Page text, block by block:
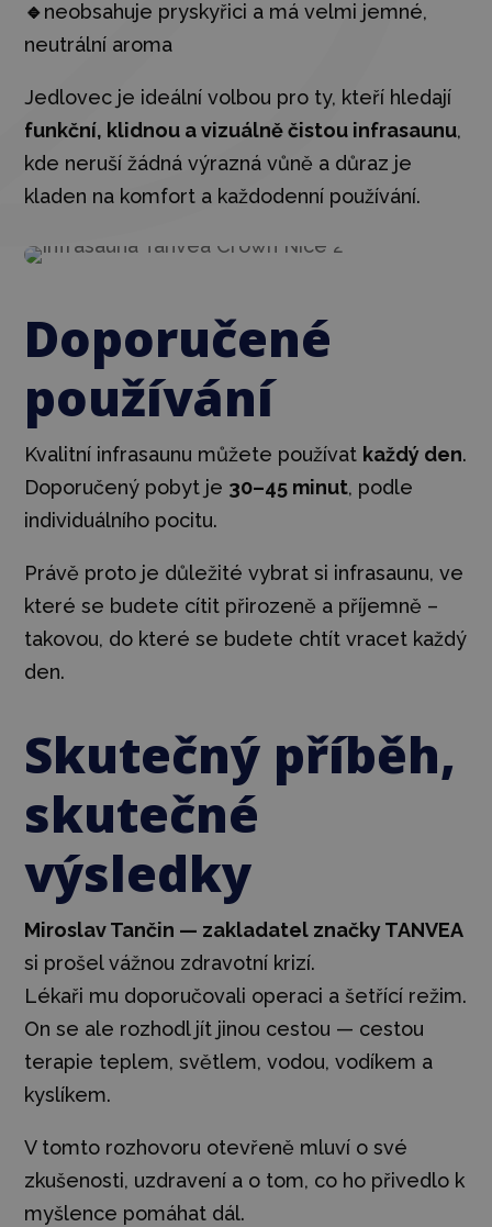
🔹neobsahuje pryskyřici a má velmi jemné,
neutrální aroma
Jedlovec je ideální volbou pro ty, kteří hledají
funkční, klidnou a vizuálně čistou infrasaunu,
kde neruší žádná výrazná vůně a důraz je
kladen na komfort a každodenní používání.
Doporučené
používání
Kvalitní infrasaunu můžete používat každý den.
Doporučený pobyt je 30–45 minut, podle
individuálního pocitu.
Právě proto je důležité vybrat si infrasaunu, ve
které se budete cítit přirozeně a příjemně –
takovou, do které se budete chtít vracet každý
den.
Skutečný příběh,
skutečné
výsledky
Miroslav Tančin — zakladatel značky TANVEA
si prošel vážnou zdravotní krizí.
Lékaři mu doporučovali operaci a šetřící režim.
On se ale rozhodl jít jinou cestou — cestou
terapie teplem, světlem, vodou, vodíkem a
kyslíkem.
V tomto rozhovoru otevřeně mluví o své
zkušenosti, uzdravení a o tom, co ho přivedlo k
myšlence pomáhat dál.